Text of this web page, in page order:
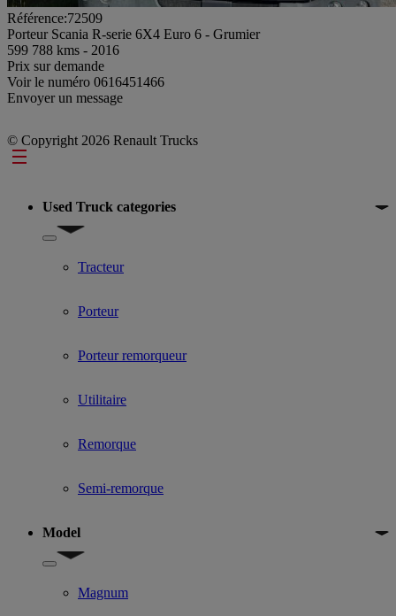
Référence:72509
Porteur Scania R-serie 6X4 Euro 6 - Grumier
599 788 kms - 2016
Prix sur demande
Voir le numéro 0616451466
Envoyer un message
© Copyright 2026 Renault Trucks
Footer
Used Truck categories
Show submenu for Used Truck categories
Tracteur
Porteur
Porteur remorqueur
Utilitaire
Remorque
Semi-remorque
Model
Show submenu for Model
Magnum